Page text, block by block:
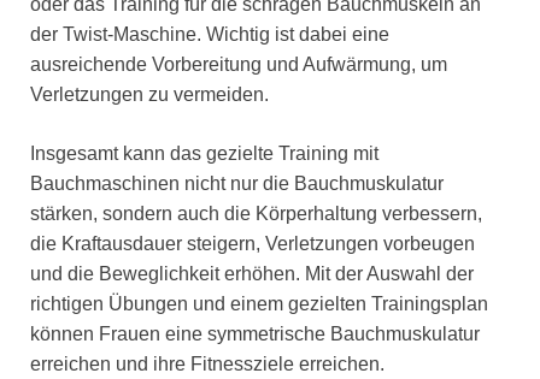
oder das Training für die schrägen Bauchmuskeln an
der Twist-Maschine. Wichtig ist dabei eine
ausreichende Vorbereitung und Aufwärmung, um
Verletzungen zu vermeiden.
Insgesamt kann das gezielte Training mit
Bauchmaschinen nicht nur die Bauchmuskulatur
stärken, sondern auch die Körperhaltung verbessern,
die Kraftausdauer steigern, Verletzungen vorbeugen
und die Beweglichkeit erhöhen. Mit der Auswahl der
richtigen Übungen und einem gezielten Trainingsplan
können Frauen eine symmetrische Bauchmuskulatur
erreichen und ihre Fitnessziele erreichen.